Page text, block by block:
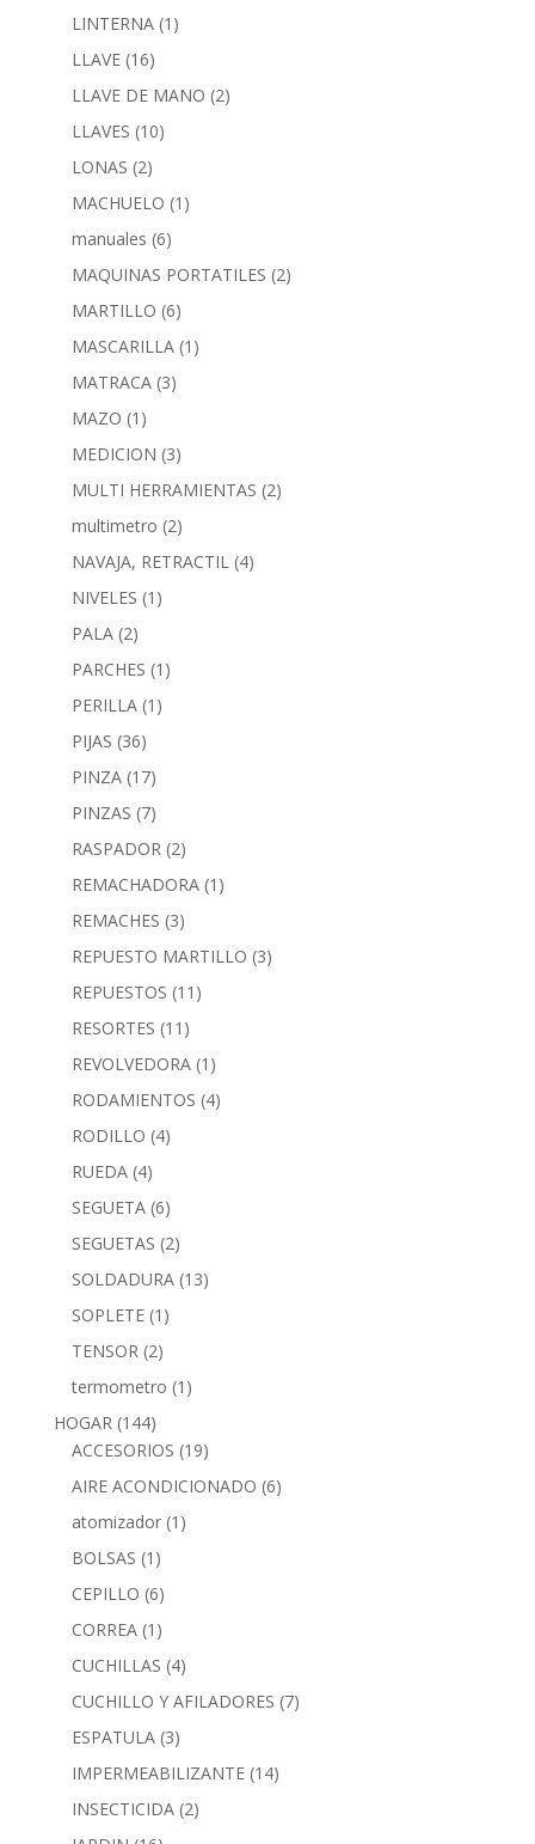
LINTERNA (1)
LLAVE (16)
LLAVE DE MANO (2)
LLAVES (10)
LONAS (2)
MACHUELO (1)
manuales (6)
MAQUINAS PORTATILES (2)
MARTILLO (6)
MASCARILLA (1)
MATRACA (3)
MAZO (1)
MEDICION (3)
MULTI HERRAMIENTAS (2)
multimetro (2)
NAVAJA, RETRACTIL (4)
NIVELES (1)
PALA (2)
PARCHES (1)
PERILLA (1)
PIJAS (36)
PINZA (17)
PINZAS (7)
RASPADOR (2)
REMACHADORA (1)
REMACHES (3)
REPUESTO MARTILLO (3)
REPUESTOS (11)
RESORTES (11)
REVOLVEDORA (1)
RODAMIENTOS (4)
RODILLO (4)
RUEDA (4)
SEGUETA (6)
SEGUETAS (2)
SOLDADURA (13)
SOPLETE (1)
TENSOR (2)
termometro (1)
HOGAR (144)
ACCESORIOS (19)
AIRE ACONDICIONADO (6)
atomizador (1)
BOLSAS (1)
CEPILLO (6)
CORREA (1)
CUCHILLAS (4)
CUCHILLO Y AFILADORES (7)
ESPATULA (3)
IMPERMEABILIZANTE (14)
INSECTICIDA (2)